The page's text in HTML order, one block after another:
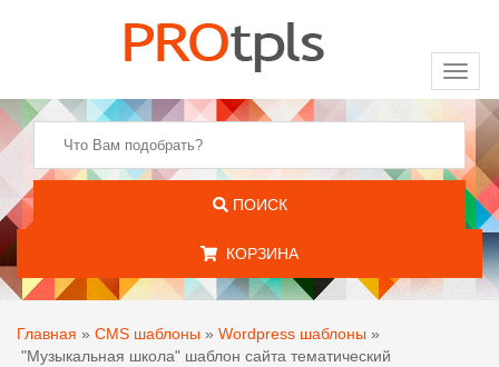
ПОИСК
КОРЗИНА
Главная » CMS шаблоны » Wordpress шаблоны »
"Музыкальная школа" шаблон сайта тематический